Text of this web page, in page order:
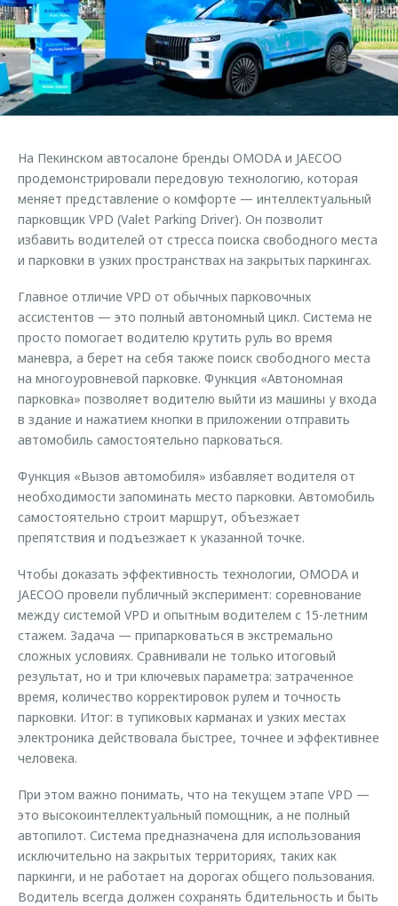
Страхование
Кредитный калькулятор
Аксессуары
Одежда и сувениры
Запчасти
Трейд-ин
Калькулятор трейд-ин
Клиентская поддержка
O&J Автоклуб
Клуб владельцев OMODA
Приложение O&J
Одежда и сувениры
Оригинальные аксессуары
Запчасти
Обратная связь
На Пекинском автосалоне бренды OMODA и JAECOO
продемонстрировали передовую технологию, которая
меняет представление о комфорте — интеллектуальный
парковщик VPD (Valet Parking Driver). Он позволит
избавить водителей от стресса поиска свободного места
и парковки в узких пространствах на закрытых паркингах.
Главное отличие VPD от обычных парковочных
ассистентов — это полный автономный цикл. Система не
просто помогает водителю крутить руль во время
маневра, а берет на себя также поиск свободного места
на многоуровневой парковке. Функция «Автономная
парковка» позволяет водителю выйти из машины у входа
в здание и нажатием кнопки в приложении отправить
автомобиль самостоятельно парковаться.
Функция «Вызов автомобиля» избавляет водителя от
необходимости запоминать место парковки. Автомобиль
самостоятельно строит маршрут, объезжает
препятствия и подъезжает к указанной точке.
Чтобы доказать эффективность технологии, OMODA и
JAECOO провели публичный эксперимент: соревнование
между системой VPD и опытным водителем с 15-летним
стажем. Задача — припарковаться в экстремально
сложных условиях. Сравнивали не только итоговый
результат, но и три ключевых параметра: затраченное
время, количество корректировок рулем и точность
парковки. Итог: в тупиковых карманах и узких местах
электроника действовала быстрее, точнее и эффективнее
человека.
При этом важно понимать, что на текущем этапе VPD —
это высокоинтеллектуальный помощник, а не полный
автопилот. Система предназначена для использования
исключительно на закрытых территориях, таких как
паркинги, и не работает на дорогах общего пользования.
Водитель всегда должен сохранять бдительность и быть